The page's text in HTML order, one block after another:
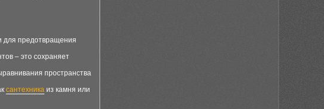
для предотвращения
– это сохраняет
пространства
сантехника из камня или